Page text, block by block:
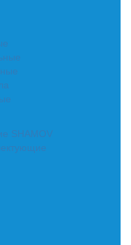
SHAMOV